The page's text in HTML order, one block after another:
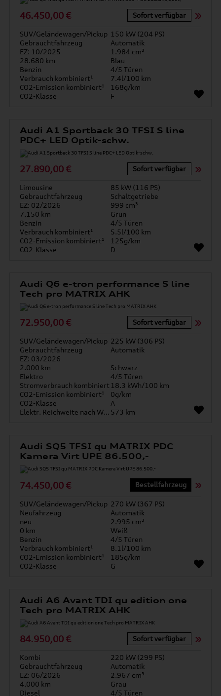
46.450,00 € Sofort verfügbar
SUV/Geländewagen/Pickup 150 kW (204 PS)
Gebrauchtfahrzeug
Automatik
EZ: 10/2025
1.984 cm³
28.680 km
Blau
Benzin
4/5 Türen
Verbrauch kombiniert¹
7.4l/100 km
CO2-Emission kombiniert¹
168g/km
CO2-Klasse
F
Audi A1 Sportback 30 TFSI S line
PDC+ LED Optik-schw.
27.890,00 € Sofort verfügbar
Limousine
85 kW (116 PS)
Gebrauchtfahrzeug
Schaltgetriebe
EZ: 02/2026
999 cm³
7.150 km
Grün
Benzin
4/5 Türen
Verbrauch kombiniert¹
5.5l/100 km
CO2-Emission kombiniert¹
125g/km
CO2-Klasse
D
Audi Q6 e-tron performance S line
Tech pro MATRIX AHK
72.950,00 € Sofort verfügbar
SUV/Geländewagen/Pickup 225 kW (306 PS)
Gebrauchtfahrzeug
Automatik
EZ: 03/2026
2.000 km
Schwarz
Elektro
4/5 Türen
Stromverbrauch kombiniert 18.3 kWh/100 km
CO2-Emission kombiniert¹
0g/km
CO2-Klasse
A
Elektr. Reichweite nach WLTP* 573 km
Audi SQ5 TFSI qu MATRIX PDC
Kamera Virt UPE 86.500,-
74.450,00 € Bestellfahrzeug
SUV/Geländewagen/Pickup 270 kW (367 PS)
Neufahrzeug
Automatik
neu
2.995 cm³
0 km
Weiß
Benzin
4/5 Türen
Verbrauch kombiniert¹
8.1l/100 km
CO2-Emission kombiniert¹
185g/km
CO2-Klasse
G
Audi A6 Avant TDI qu edition one
Tech pro MATRIX AHK
84.950,00 € Sofort verfügbar
Kombi
220 kW (299 PS)
Gebrauchtfahrzeug
Automatik
EZ: 06/2026
2.967 cm³
4.000 km
Grau
Diesel
4/5 Türen